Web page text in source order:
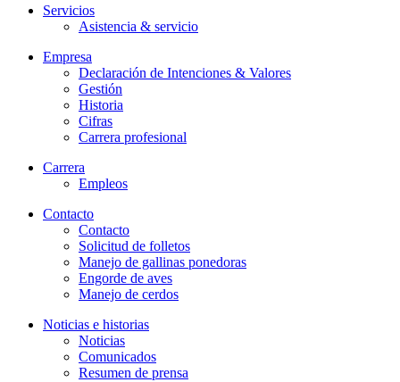
Servicios
Asistencia & servicio
Empresa
Declaración de Intenciones & Valores
Gestión
Historia
Cifras
Carrera profesional
Carrera
Empleos
Contacto
Contacto
Solicitud de folletos
Manejo de gallinas ponedoras
Engorde de aves
Manejo de cerdos
Noticias e historias
Noticias
Comunicados
Resumen de prensa